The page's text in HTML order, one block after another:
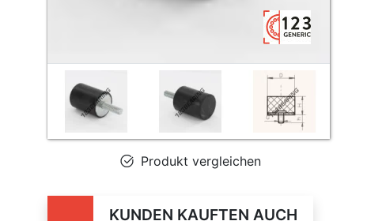
Produkt vergleichen
KUNDEN KAUFTEN AUCH